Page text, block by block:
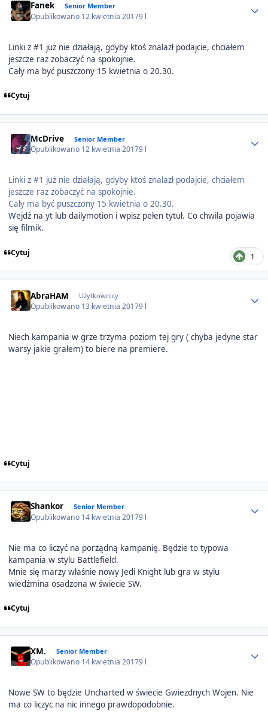
Fanek Senior Member
Opublikowano 12 kwietnia 20179 l
Linki z #1 już nie działają, gdyby ktoś znalazł podajcie, chciałem
jeszcze raz zobaczyć na spokojnie.
Cały ma być puszczony 15 kwietnia o 20.30.
Cytuj
McDrive Senior Member
Opublikowano 12 kwietnia 20179 l
Linki z #1 już nie działają, gdyby ktoś znalazł podajcie, chciałem
jeszcze raz zobaczyć na spokojnie.
Cały ma być puszczony 15 kwietnia o 20.30.
Wejdź na yt lub dailymotion i wpisz pełen tytuł. Co chwila pojawia
się filmik.
Cytuj 1
AbraHAM Użytkownicy
Opublikowano 13 kwietnia 20179 l
Niech kampania w grze trzyma poziom tej gry ( chyba jedyne star
warsy jakie grałem) to biere na premiere.
Cytuj
Shankor Senior Member
Opublikowano 14 kwietnia 20179 l
Nie ma co liczyć na porządną kampanię. Będzie to typowa
kampania w stylu Battlefield.
Mnie się marzy właśnie nowy Jedi Knight lub gra w stylu
wiedźmina osadzona w świecie SW.
Cytuj
XM. Senior Member
Opublikowano 14 kwietnia 20179 l
Nowe SW to będzie Uncharted w świecie Gwiezdnych Wojen. Nie
ma co liczyc na nic innego prawdopodobnie.